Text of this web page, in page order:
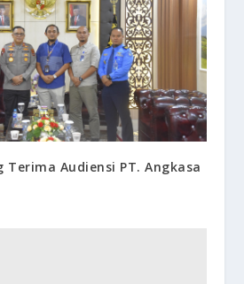
Terima Audiensi PT. Angkasa